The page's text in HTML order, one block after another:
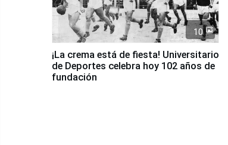
10
¡La crema está de fiesta! Universitario
de Deportes celebra hoy 102 años de
fundación